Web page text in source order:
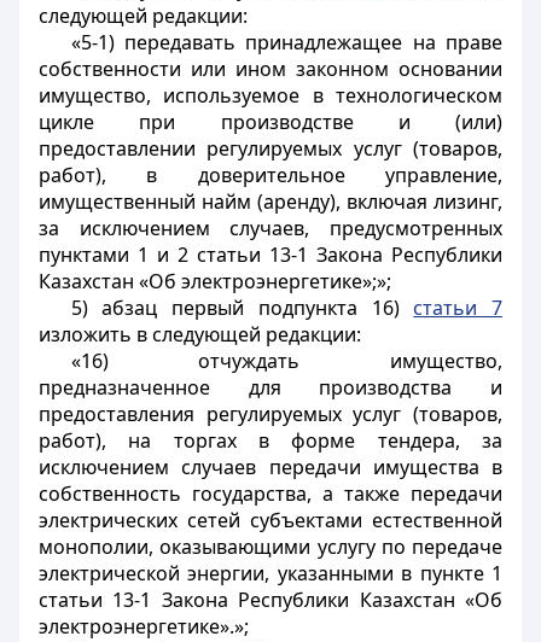
следующей редакции:
«5-1) передавать принадлежащее на праве
собственности или ином законном основании
имущество, используемое в технологическом
цикле при производстве и (или)
предоставлении регулируемых услуг (товаров,
работ), в доверительное управление,
имущественный найм (аренду), включая лизинг,
за исключением случаев, предусмотренных
пунктами 1 и 2 статьи 13-1 Закона Республики
Казахстан «Об электроэнергетике»;»;
5) абзац первый подпункта 16) статьи 7
изложить в следующей редакции:
«16) отчуждать имущество,
предназначенное для производства и
предоставления регулируемых услуг (товаров,
работ), на торгах в форме тендера, за
исключением случаев передачи имущества в
собственность государства, а также передачи
электрических сетей субъектами естественной
монополии, оказывающими услугу по передаче
электрической энергии, указанными в пункте 1
статьи 13-1 Закона Республики Казахстан «Об
электроэнергетике».»;